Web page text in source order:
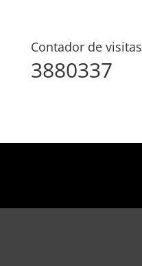
Contador de visitas
3880337